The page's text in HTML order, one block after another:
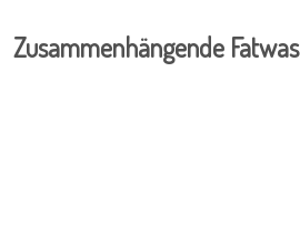
Zusammenhängende Fatwas